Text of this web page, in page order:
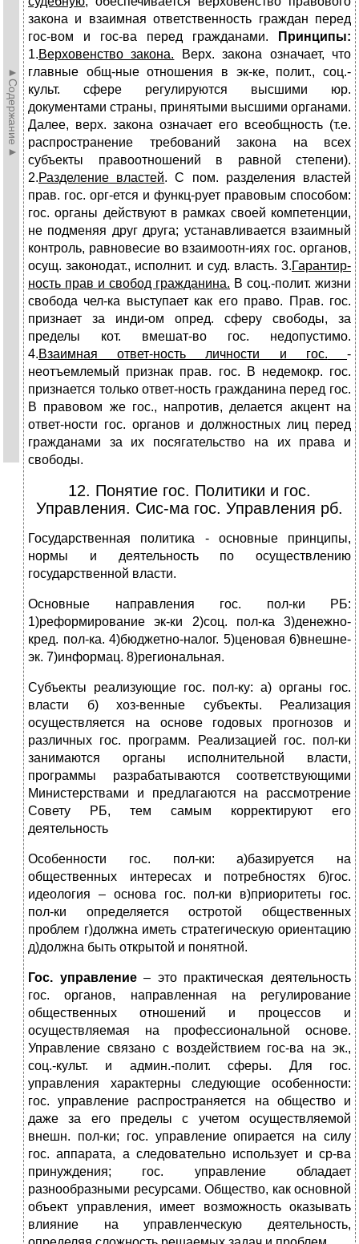
►Содержание►
закона и взаимная ответственность граждан перед
гос-вом и гос-ва перед гражданами.
Принципы:
1.Верховенство закона. Верх. закона означает, что
главные общ-ные отношения в эк-ке, полит., соц.-
культ. сфере регулируются высшими юр.
документами страны, принятыми высшими органами.
Далее, верх. закона означает его всеобщность (т.е.
распространение требований закона на всех
субъекты правоотношений в равной степени).
2.Разделение властей. С пом. разделения властей
прав. гос. орг-ется и функц-рует правовым способом:
гос. органы действуют в рамках своей компетенции,
не подменяя друг друга; устанавливается взаимный
контроль, равновесие во взаимоотн-иях гос. органов,
осущ. законодат., исполнит. и суд. власть. 3.Гарантир-
ность прав и свобод гражданина. В соц.-полит. жизни
свобода чел-ка выступает как его право. Прав. гос.
признает за инди-ом опред. сферу свободы, за
пределы кот. вмешат-во гос. недопустимо.
4.Взаимная ответ-ность личности и гос.
-
неотъемлемый признак прав. гос. В недемокр. гос.
признается только ответ-ность гражданина перед гос.
В правовом же гос., напротив, делается акцент на
ответ-ности гос. органов и должностных лиц перед
гражданами за их посягательство на их права и
свободы.
12. Понятие гос. Политики и гос.
Управления. Сис-ма гос. Управления рб.
Государственная политика - основные принципы,
нормы и деятельность по осуществлению
государственной власти.
Основные направления гос. пол-ки РБ:
1)реформирование эк-ки 2)соц. пол-ка 3)денежно-
кред. пол-ка. 4)бюджетно-налог. 5)ценовая 6)внешне-
эк. 7)информац. 8)региональная.
Субъекты реализующие гос. пол-ку: а) органы гос.
власти б) хоз-венные субъекты. Реализация
осуществляется на основе годовых прогнозов и
различных гос. программ. Реализацией гос. пол-ки
занимаются органы исполнительной власти,
программы разрабатываются соответствующими
Министерствами и предлагаются на рассмотрение
Совету РБ, тем самым корректируют его
деятельность
Особенности гос. пол-ки: а)базируется на
общественных интересах и потребностях б)гос.
идеология – основа гос. пол-ки в)приоритеты гос.
пол-ки определяется остротой общественных
проблем г)должна иметь стратегическую ориентацию
д)должна быть открытой и понятной.
Гос. управление– это практическая деятельность
гос. органов, направленная на регулирование
общественных отношений и процессов и
осуществляемая на профессиональной основе.
Управление связано с воздействием гос-ва на эк.,
соц.-культ. и админ.-полит. сферы. Для гос.
управления характерны следующие особенности:
гос. управление распространяется на общество и
даже за его пределы с учетом осуществляемой
внешн. пол-ки; гос. управление опирается на силу
гос. аппарата, а следовательно использует и ср-ва
принуждения; гос. управление обладает
разнообразными ресурсами. Общество, как основной
объект управления, имеет возможность оказывать
влияние на управленческую деятельность,